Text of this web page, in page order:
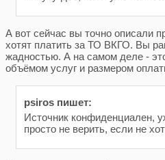
А вот сейчас вы точно описали
хотят платить за ТО ВКГО. Вы
жадностью. А на самом деле -
объёмом услуг и размером
psiros пишет:
Источник конфиденциален,
просто не верить, если не